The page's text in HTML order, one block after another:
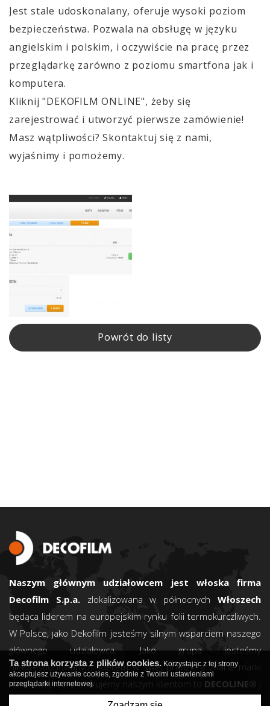
Jest stale udoskonalany, oferuje wysoki poziom
bezpieczeństwa. Pozwala na obsługę w języku
angielskim i polskim, i oczywiście na pracę przez
przeglądarkę zarówno z poziomu smartfona jak i
komputera.
Kliknij "DEKOFILM ONLINE", żeby się
zarejestrować i utworzyć pierwsze zamówienie!
Masz wątpliwości? Skontaktuj się z nami,
wyjaśnimy i pomożemy.
Powrót do listy
Naszym głównym udziałowcem jest włoska firma
Decofilm S.p.a.zlokalizowana w północnychWłoszech
będąca liderem na europejskim rynku folii termokurczliwych.
W Polsce, jako Dekofilm jesteśmy silnym wsparciem naszego
głównego udziałowca. Jako grupa jesteśmy
niekwestionowanym liderem w swej branży, a znane marki
handlowe, które oferujemy naszym klientom to DECOLINE® i
Ta strona korzysta z plików cookies. Korzystając z tej strony
akceptujesz używanie cookies, zgodnie z Twoimi ustawieniami
przeglądarki internetowej.